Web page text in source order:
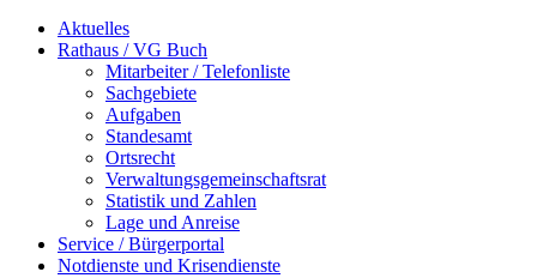
Aktuelles
Rathaus / VG Buch
Mitarbeiter / Telefonliste
Sachgebiete
Aufgaben
Standesamt
Ortsrecht
Verwaltungsgemeinschaftsrat
Statistik und Zahlen
Lage und Anreise
Service / Bürgerportal
Notdienste und Krisendienste